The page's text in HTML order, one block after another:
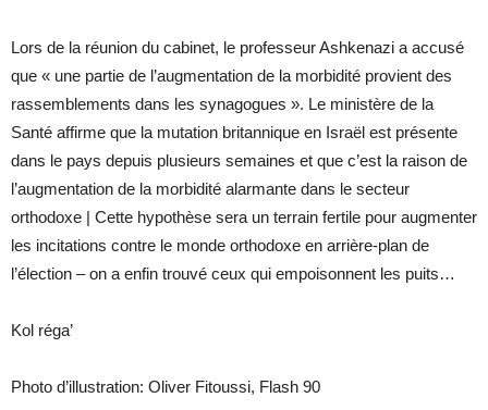
Lors de la réunion du cabinet, le professeur Ashkenazi a accusé
que « une partie de l’augmentation de la morbidité provient des
rassemblements dans les synagogues ». Le ministère de la
Santé affirme que la mutation britannique en Israël est présente
dans le pays depuis plusieurs semaines et que c’est la raison de
l’augmentation de la morbidité alarmante dans le secteur
orthodoxe | Cette hypothèse sera un terrain fertile pour augmenter
les incitations contre le monde orthodoxe en arrière-plan de
l’élection – on a enfin trouvé ceux qui empoisonnent les puits…
Kol réga’
Photo d’illustration: Oliver Fitoussi, Flash 90